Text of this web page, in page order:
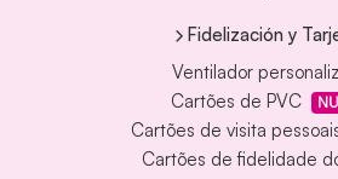
Fidelización y
Ventilador
Cartões de PVC
Cartões de visita
Cartões de fidelidade